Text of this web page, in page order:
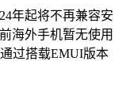
年起将不再兼容安
海外手机暂无使用
过搭载EMUI版本